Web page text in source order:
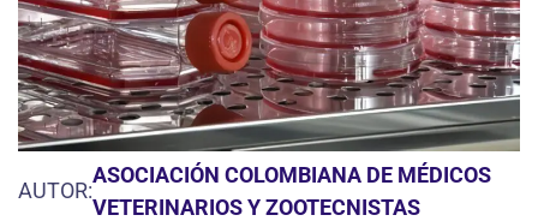
AUTOR:
ASOCIACIÓN COLOMBIANA DE MÉDICOS
VETERINARIOS Y ZOOTECNISTAS